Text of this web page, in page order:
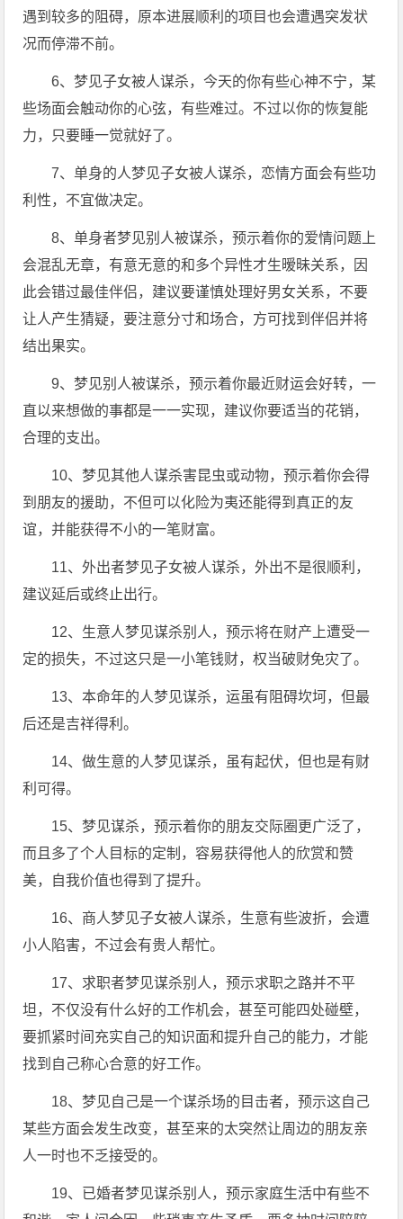
遇到较多的阻碍，原本进展顺利的项目也会遭遇突发状
况而停滞不前。
6、梦见子女被人谋杀，今天的你有些心神不宁，某
些场面会触动你的心弦，有些难过。不过以你的恢复能
力，只要睡一觉就好了。
7、单身的人梦见子女被人谋杀，恋情方面会有些功
利性，不宜做决定。
8、单身者梦见别人被谋杀，预示着你的爱情问题上
会混乱无章，有意无意的和多个异性才生暧昧关系，因
此会错过最佳伴侣，建议要谨慎处理好男女关系，不要
让人产生猜疑，要注意分寸和场合，方可找到伴侣并将
结出果实。
9、梦见别人被谋杀，预示着你最近财运会好转，一
直以来想做的事都是一一实现，建议你要适当的花销，
合理的支出。
10、梦见其他人谋杀害昆虫或动物，预示着你会得
到朋友的援助，不但可以化险为夷还能得到真正的友
谊，并能获得不小的一笔财富。
11、外出者梦见子女被人谋杀，外出不是很顺利，
建议延后或终止出行。
12、生意人梦见谋杀别人，预示将在财产上遭受一
定的损失，不过这只是一小笔钱财，权当破财免灾了。
13、本命年的人梦见谋杀，运虽有阻碍坎坷，但最
后还是吉祥得利。
14、做生意的人梦见谋杀，虽有起伏，但也是有财
利可得。
15、梦见谋杀，预示着你的朋友交际圈更广泛了，
而且多了个人目标的定制，容易获得他人的欣赏和赞
美，自我价值也得到了提升。
16、商人梦见子女被人谋杀，生意有些波折，会遭
小人陷害，不过会有贵人帮忙。
17、求职者梦见谋杀别人，预示求职之路并不平
坦，不仅没有什么好的工作机会，甚至可能四处碰壁，
要抓紧时间充实自己的知识面和提升自己的能力，才能
找到自己称心合意的好工作。
18、梦见自己是一个谋杀场的目击者，预示这自己
某些方面会发生改变，甚至来的太突然让周边的朋友亲
人一时也不乏接受的。
19、已婚者梦见谋杀别人，预示家庭生活中有些不